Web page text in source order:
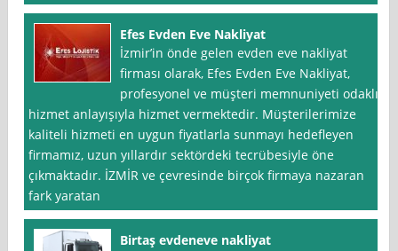
Efes Evden Eve Nakliyat
İzmir’in önde gelen evden eve nakliyat
firması olarak, Efes Evden Eve Nakliyat,
profesyonel ve müşteri memnuniyeti odaklı
hizmet anlayışıyla hizmet vermektedir. Müşterilerimize
kaliteli hizmeti en uygun fiyatlarla sunmayı hedefleyen
firmamız, uzun yıllardır sektördeki tecrübesiyle öne
çıkmaktadır. İZMİR ve çevresinde birçok firmaya nazaran
fark yaratan
Birtaş evdeneve nakliyat